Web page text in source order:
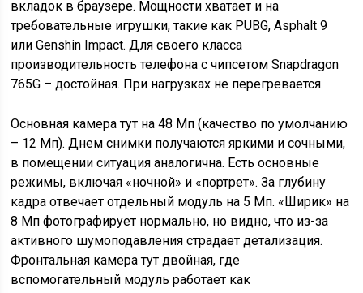
вкладок в браузере. Мощности хватает и на
требовательные игрушки, такие как PUBG, Asphalt 9
или Genshin Impact. Для своего класса
производительность телефона с чипсетом Snapdragon
765G – достойная. При нагрузках не перегревается.
Основная камера тут на 48 Мп (качество по умолчанию
– 12 Мп). Днем снимки получаются яркими и сочными,
в помещении ситуация аналогична. Есть основные
режимы, включая «ночной» и «портрет». За глубину
кадра отвечает отдельный модуль на 5 Мп. «Ширик» на
8 Мп фотографирует нормально, но видно, что из-за
активного шумоподавления страдает детализация.
Фронтальная камера тут двойная, где
вспомогательный модуль работает как